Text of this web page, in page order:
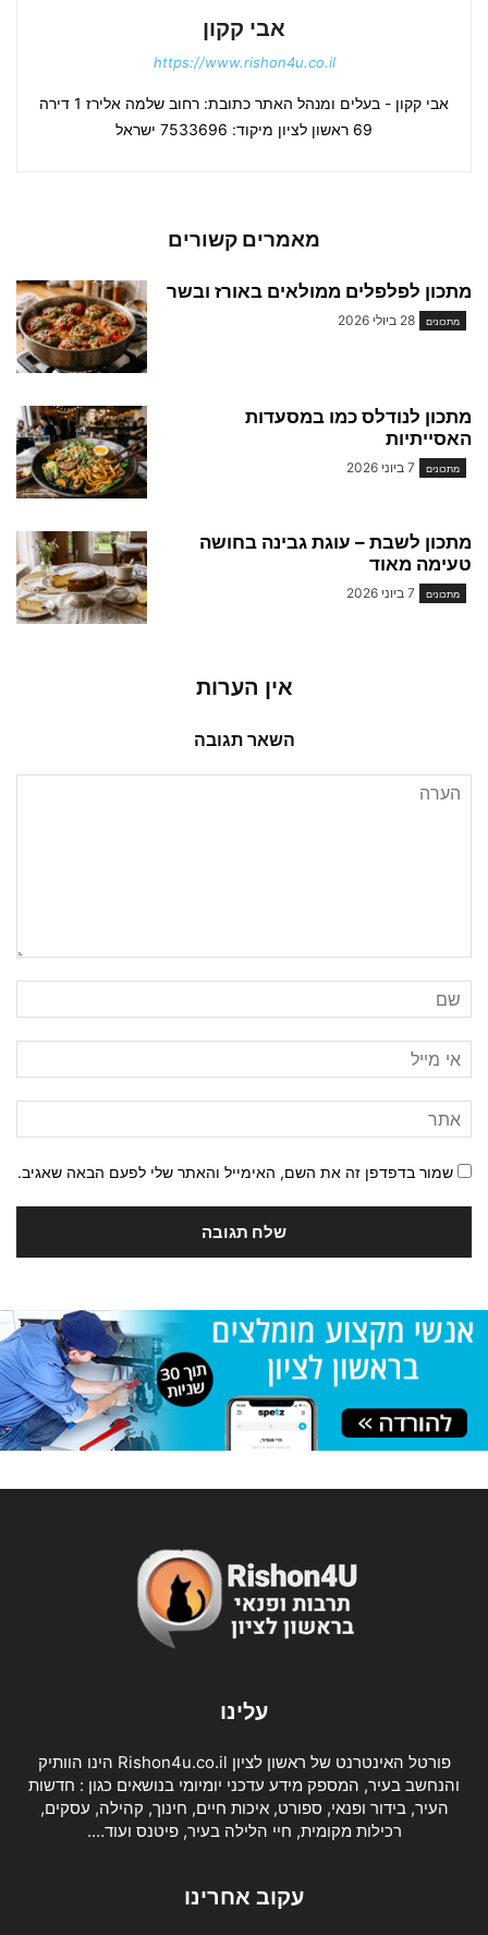
אבי קקון
https://www.rishon4u.co.il
אבי קקון - בעלים ומנהל האתר כתובת: רחוב שלמה אלירז 1 דירה
69 ראשון לציון מיקוד: 7533696 ישראל
מאמרים קשורים
מתכון לפלפלים ממולאים באורז ובשר
מתכונים 28 ביולי 2026
מתכון לנודלס כמו במסעדות
האסייתיות
מתכונים 7 ביוני 2026
מתכון לשבת – עוגת גבינה בחושה
טעימה מאוד
מתכונים 7 ביוני 2026
אין הערות
השאר תגובה
שמור בדפדפן זה את השם, האימייל והאתר שלי לפעם הבאה שאגיב.
עלינו
פורטל האינטרנט של ראשון לציון Rishon4u.co.il הינו הוותיק
והנחשב בעיר, המספק מידע עדכני יומיומי בנושאים כגון : חדשות
העיר, בידור ופנאי, ספורט, איכות חיים, חינוך, קהילה, עסקים,
רכילות מקומית, חיי הלילה בעיר, פיטנס ועוד….
עקוב אחרינו